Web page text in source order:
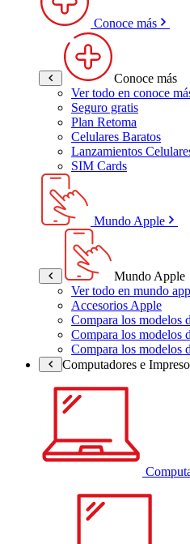
Conoce más
Conoce más
Ver todo en conoce
Seguro gratis
Plan Retoma
Celulares Baratos
Lanzamientos
SIM Cards
Mundo Apple
Mundo Apple
Ver todo en mundo
Accesorios Apple
Compara los modelos
Compara los modelos
Compara los modelos
Computadores e